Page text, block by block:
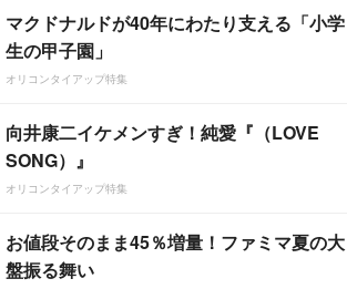
マクドナルドが40年にわたり支える「小学
生の甲子園」
オリコンタイアップ特集
向井康二イケメンすぎ！純愛『（LOVE
SONG）』
オリコンタイアップ特集
お値段そのまま45％増量！ファミマ夏の大
盤振る舞い